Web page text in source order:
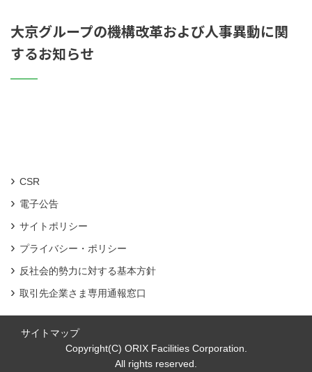
大京グループの機構改革および人事異動に関
するお知らせ
CSR
電子公告
サイトポリシー
プライバシー・ポリシー
反社会的勢力に対する基本方針
取引先企業さま専用通報窓口
サイトマップ
Copyright(C) ORIX Facilities Corporation.
All rights reserved.